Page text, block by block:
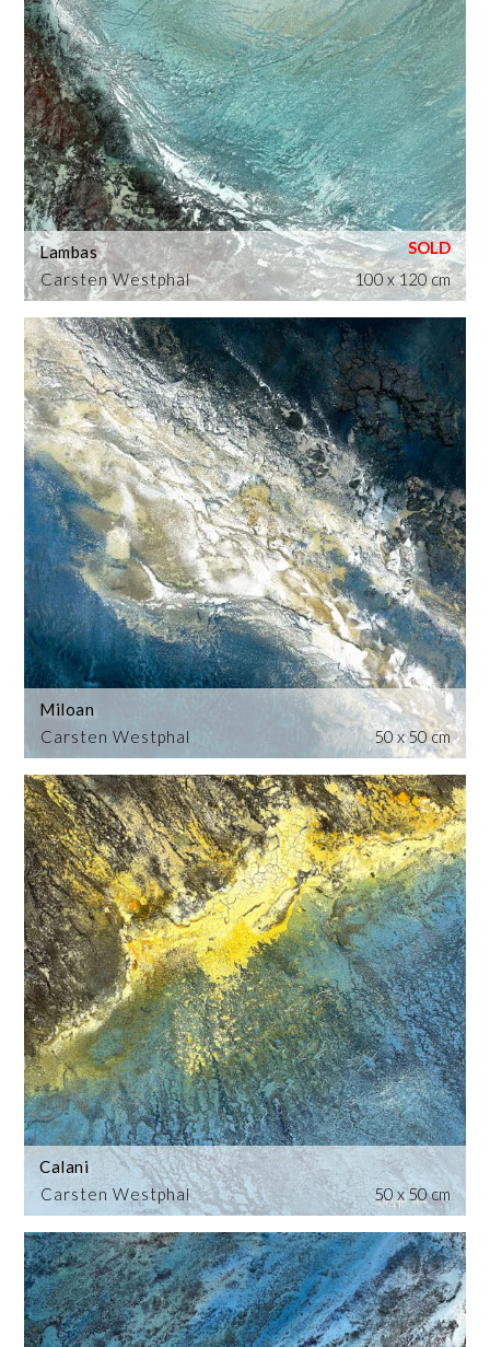
Carsten Westphal
Lambas
100 x 120 cm
Carsten Westphal
Miloan
50 x 50 cm
Carsten Westphal
Calani
50 x 50 cm